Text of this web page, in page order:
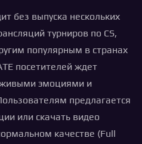
без выпуска нескольких
турниров по CS,
популярным в странах
посетителей ждет
живыми эмоциями и
предлагается
или скачать видео
качестве (Full